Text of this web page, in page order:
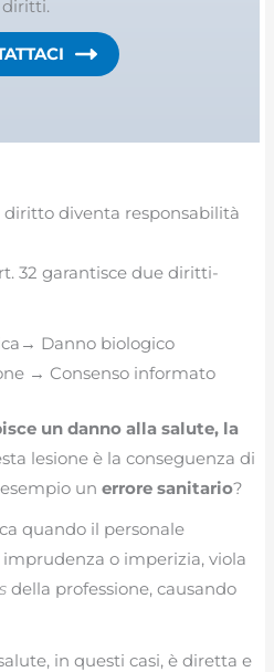
diritti.
diritto diventa responsabilità
32 garantisce due diritti-
Danno biologico
→ Consenso informato
un danno alla salute, la
lesione è la conseguenza di
unerrore sanitario?
quando il personale
o imperizia, viola
della professione, causando
in questi casi, è diretta e